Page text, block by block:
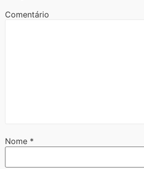
Comentário
Nome *